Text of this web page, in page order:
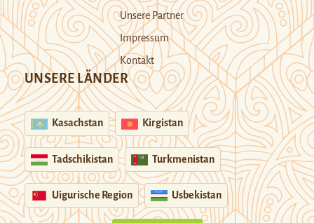
Unsere Partner
Impressum
Kontakt
UNSERE LÄNDER
Kasachstan Kirgistan
Tadschikistan Turkmenistan
Uigurische Region Usbekistan